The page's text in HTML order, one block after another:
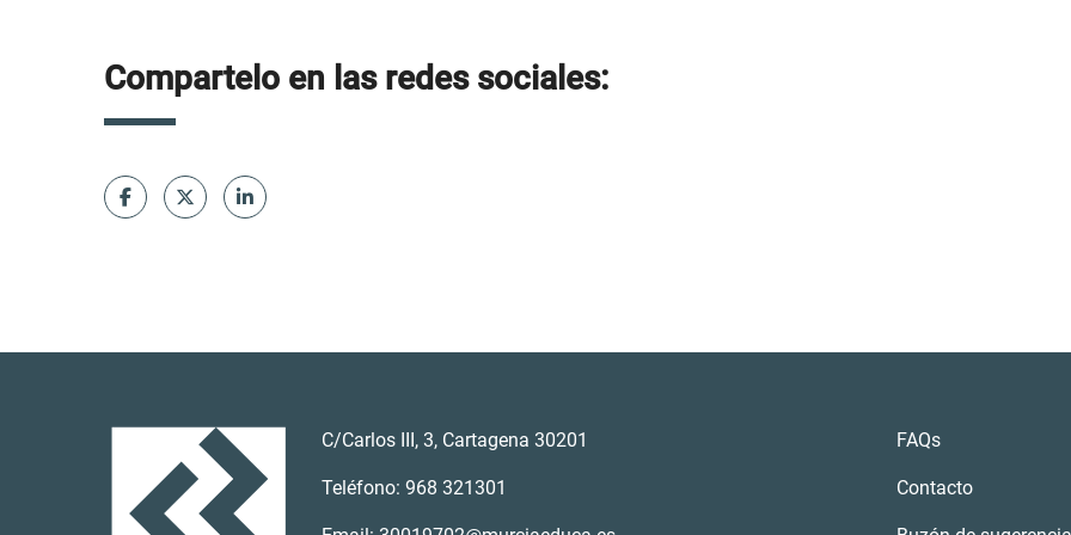
Compartelo en las redes sociales:
C/Carlos III, 3, Cartagena 30201
Teléfono: 968 321301
FAQs
Contacto